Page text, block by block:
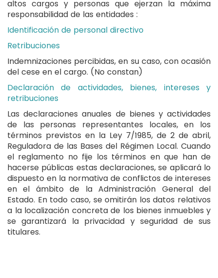
idioma
altos cargos y personas que ejerzan la máxima
responsabilidad de las entidades :
Identificación de personal directivo
Retribuciones
Indemnizaciones percibidas, en su caso, con ocasión
del cese en el cargo. (No constan)
Declaración de actividades, bienes, intereses y
retribuciones
Las declaraciones anuales de bienes y actividades
de las personas representantes locales, en los
términos previstos en la Ley 7/1985, de 2 de abril,
Reguladora de las Bases del Régimen Local. Cuando
el reglamento no fije los términos en que han de
hacerse públicas estas declaraciones, se aplicará lo
dispuesto en la normativa de conflictos de intereses
en el ámbito de la Administración General del
Estado. En todo caso, se omitirán los datos relativos
a la localización concreta de los bienes inmuebles y
se garantizará la privacidad y seguridad de sus
titulares.